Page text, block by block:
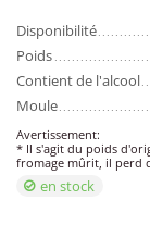
Disponibilité
Poids
Contient de l'alcool
Moule
Avertissement:
* Il s'agit du poids
fromage mûrit, il perd
en stock